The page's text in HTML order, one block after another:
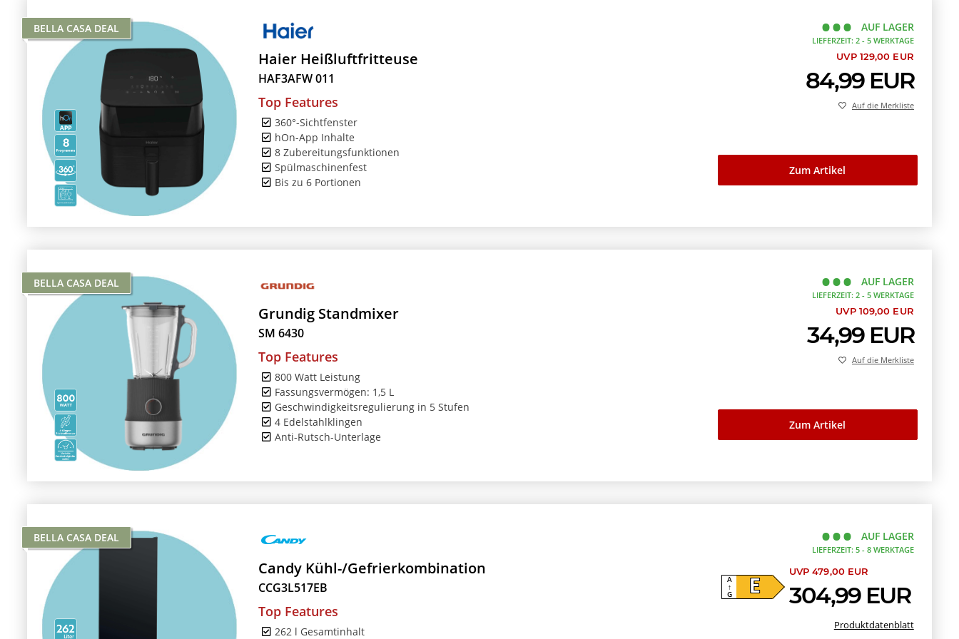
BELLA CASA DEAL
Haier Heißluftfritteuse
HAF3AFW 011
Top Features
360°-Sichtfenster
hOn-App Inhalte
8 Zubereitungsfunktionen
Spülmaschinenfest
Bis zu 6 Portionen
AUF LAGER
LIEFERZEIT: 2 - 5 WERKTAGE
UVP 129,00 EUR
84,99 EUR
Zum Artikel
Auf die Merkliste
BELLA CASA DEAL
Grundig Standmixer
SM 6430
Top Features
800 Watt Leistung
Fassungsvermögen: 1,5 L
Geschwindigkeitsregulierung in 5 Stufen
4 Edelstahlklingen
Anti-Rutsch-Unterlage
AUF LAGER
LIEFERZEIT: 2 - 5 WERKTAGE
UVP 109,00 EUR
34,99 EUR
Zum Artikel
Auf die Merkliste
BELLA CASA DEAL
Candy Kühl-/Gefrierkombination
CCG3L517EB
Top Features
262 l Gesamtinhalt
AUF LAGER
LIEFERZEIT: 5 - 8 WERKTAGE
E
A
↑
G
UVP 479,00 EUR
304,99 EUR
Produktdatenblatt